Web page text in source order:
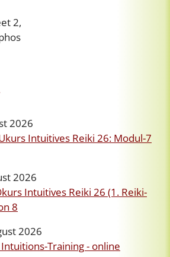
2,
2026
Intuitives Reiki 26: Modul-7
2026
Intuitives Reiki 26 (1. Reiki-
8
2026
Training - online